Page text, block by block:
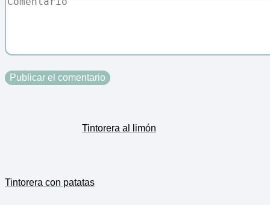
Tintorera al limón
Tintorera con patatas